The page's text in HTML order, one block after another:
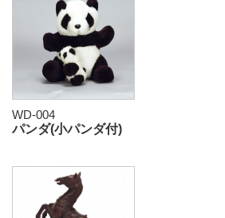
WD-004
パンダ(小パンダ付)